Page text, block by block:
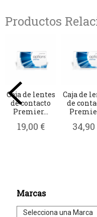
Marcas
Productos
Caja de lentes
de contacto
Premier...
19,00 €
Caja de
de
34,90